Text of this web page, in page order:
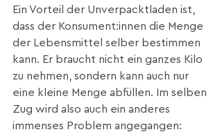
Ein Vorteil der Unverpacktladen ist,
dass der Konsument:innen die Menge
der Lebensmittel selber bestimmen
kann. Er braucht nicht ein ganzes Kilo
zu nehmen, sondern kann auch nur
eine kleine Menge abfüllen. Im selben
Zug wird also auch ein anderes
immenses Problem angegangen: